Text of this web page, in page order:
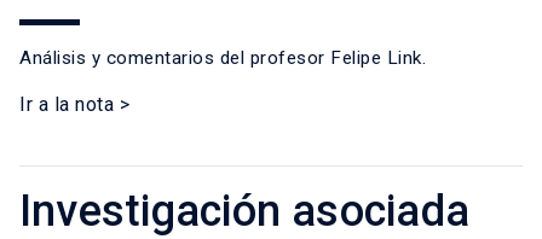
Análisis y comentarios del profesor Felipe Link.
Ir a la nota >
Investigación asociada